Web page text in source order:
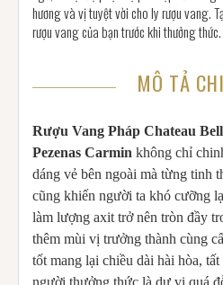
hương và vị tuyệt vời cho ly rượu vang.
rượu vang của bạn trước khi thưởng thức.
MÔ TẢ
Rượu Vang Pháp Chateau
Pezenas Carmin không chỉ
dáng vẻ bên ngoài mà từng tinh
cũng khiến người ta khó cưỡng
làm lượng axit trở nên tròn đầy
thêm mùi vị trưởng thành cùng
tốt mang lại chiều dài hài hòa,
người thưởng thức là dư vị quá